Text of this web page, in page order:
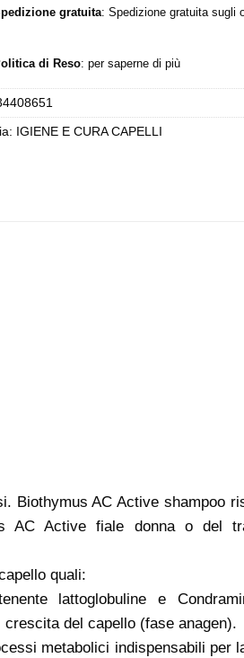
gratuita: Spedizione gratuita sugli
di Reso: per saperne di più
IGIENE E CURA CAPELLI
Biothymus AC Active shampoo
AC Active fiale donna o del
quali:
lattoglobuline e
del capello (fase anagen).
metabolici indispensabili per